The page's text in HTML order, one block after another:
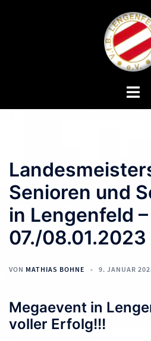
Menü
Senioren und
in Lengenfeld –
07./08.01.2023
VON MATHIAS BOHNE 9. JANUAR
Megaevent in
voller Erfolg!!!